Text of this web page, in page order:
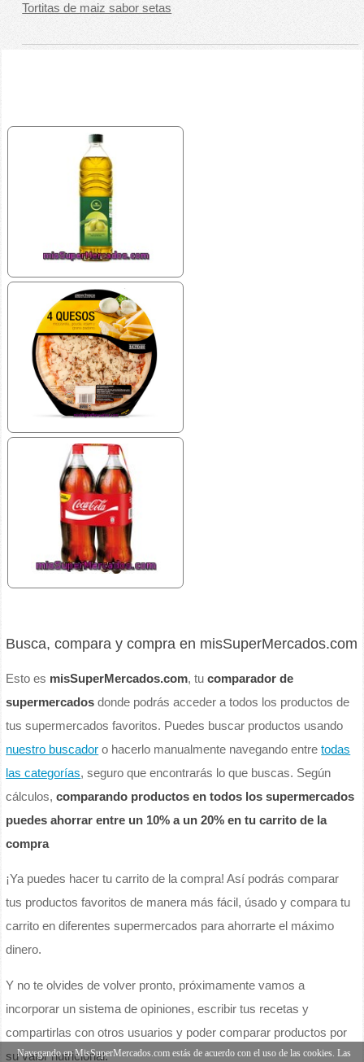
Tortitas de maiz sabor setas
Busca, compara y compra en misSuperMercados.com
Esto es misSuperMercados.com, tucomparador de
supermercados donde podrás acceder a todos los productos de
tus supermercados favoritos. Puedes buscar productos usando
nuestro buscador o hacerlo manualmente navegando entretodas
las categorías, seguro que encontrarás lo que buscas. Según
cálculos,comparando productos en todos los supermercados
puedes ahorrar entre un 10% a un 20% en tu carrito de la
compra
¡Ya puedes hacer tu carrito de la compra! Así podrás comparar
tus productos favoritos de manera más fácil, úsado y compara tu
carrito en diferentes supermercados para ahorrarte el máximo
dinero.
Y no te olvides de volver pronto, próximamente vamos a
incorporar un sistema de opiniones, escribir tus recetas y
compartirlas con otros usuarios y poder comparar productos por
su valor nutricional.
Navegando en MisSuperMercados.com estás de acuerdo con el uso de las cookies. Las